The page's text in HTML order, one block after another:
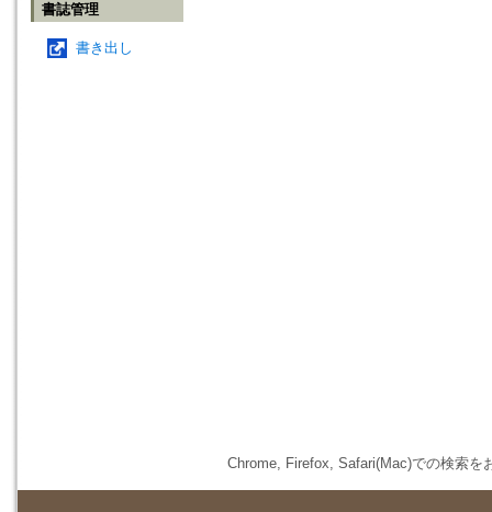
書誌管理
書き出し
Chrome, Firefox, Safari(Mac)での検索を